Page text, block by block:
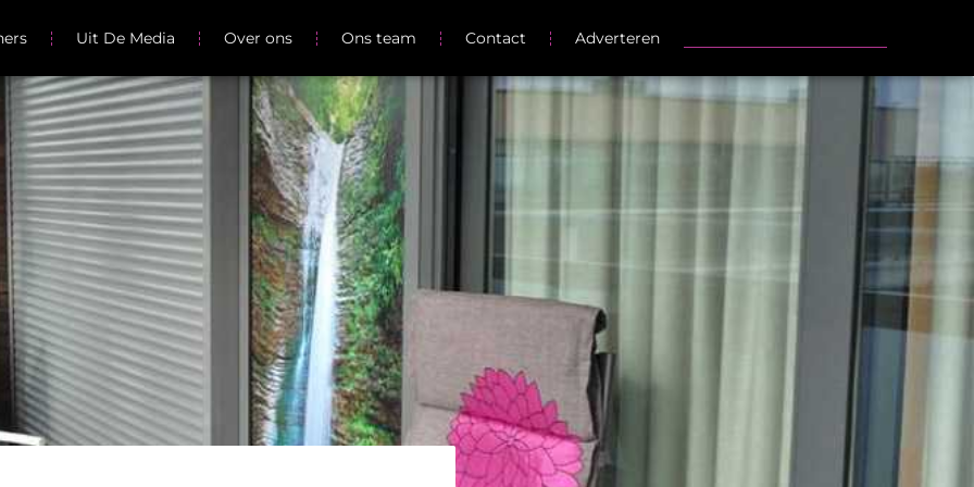
Uit De Media Over ons Ons team Contact Adverteren